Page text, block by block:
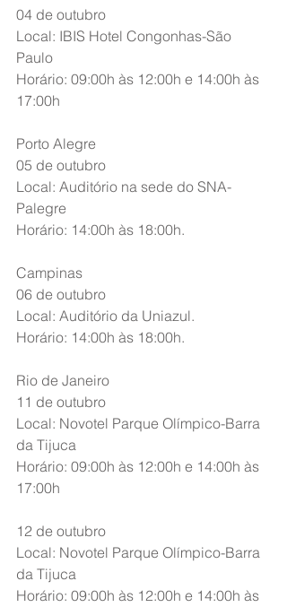
04 de outubro
Local: IBIS Hotel Congonhas-São
Paulo
Horário: 09:00h às 12:00h e 14:00h às
17:00h
Porto Alegre
05 de outubro
Local: Auditório na sede do SNA-
Palegre
Horário: 14:00h às 18:00h.
Campinas
06 de outubro
Local: Auditório da Uniazul.
Horário: 14:00h às 18:00h.
Rio de Janeiro
11 de outubro
Local: Novotel Parque Olímpico-Barra
da Tijuca
Horário: 09:00h às 12:00h e 14:00h às
17:00h
12 de outubro
Local: Novotel Parque Olímpico-Barra
da Tijuca
Horário: 09:00h às 12:00h e 14:00h às